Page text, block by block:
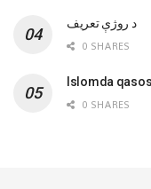
‌د روژې تعریف
0 SHARES
Islomda
0 SHARES